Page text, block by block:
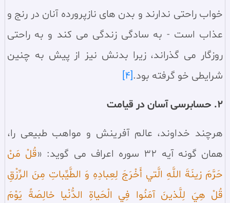
خواب راحتى ندارند و بدن هاى نازپرورده آنان در رنج و
عذاب است - به سادگى زندگى مى كند و به راحتى
روزگار مى گذراند، زيرا بدنش نيز از پيش به چنين
شرايطى خو گرفته بود.[4]
2. حسابرسى آسان در قيامت
هرچند خداوند، عالم آفرينش و مواهب طبيعى را،
همان گونه آیه ۳۲ سوره اعراف می گوید: «
قُلْ مَنْ
حَرَّمَ زينَةَ اللَّهِ الَّتي‏ أَخْرَجَ لِعِبادِهِ وَ الطَّيِّباتِ مِنَ الرِّزْقِ
قُلْ هِيَ لِلَّذينَ آمَنُوا فِي الْحَياةِ الدُّنْيا خالِصَةً يَوْمَ